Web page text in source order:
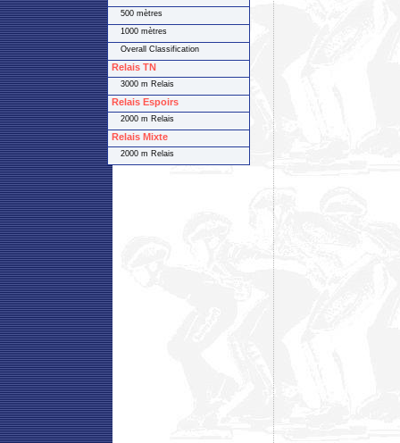
500 mètres
1000 mètres
Overall Classification
Relais TN
3000 m Relais
Relais Espoirs
2000 m Relais
Relais Mixte
2000 m Relais